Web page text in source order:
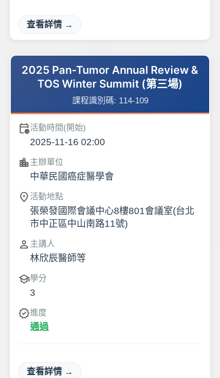
查看詳情 →
2025 Pan-Tumor Annual Review &
TOS Winter Summit (第三場)
課程識別碼: 114-109
calendar_clock活動時間(開始)
2025-11-16 02:00
location_city 主辦單位
中華民國癌症醫學會
location_on 活動地點
張榮發國際會議中心8樓801會議室(台北
市中正區中山南路11號)
person 主講人
林欣辰醫師等
school學分
3
verified進度
通過
查看詳情 →